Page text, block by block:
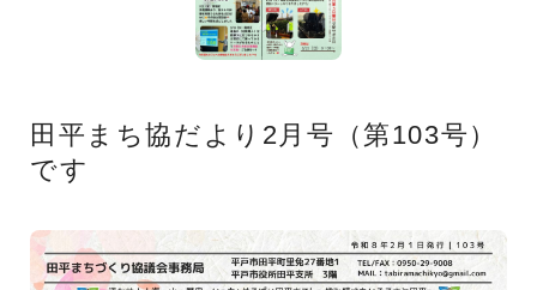
田平まち協だより2月号（第103号）
です